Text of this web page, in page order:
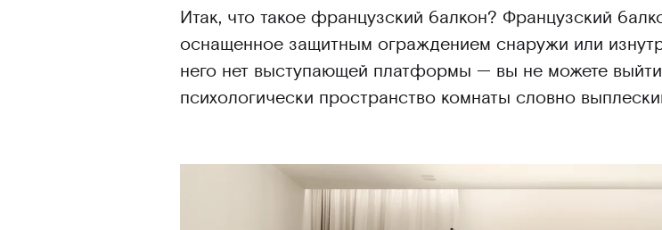
Итак, что такое французский балкон? Французский
оснащенное защитным ограждением снаружи или
него нет выступающей платформы — вы не можете
психологически пространство комнаты словно